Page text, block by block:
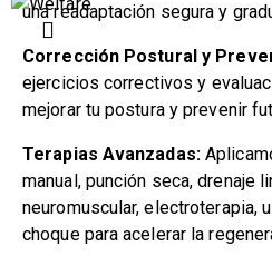
una readaptación segura y
Corrección Postural y
ejercicios correctivos y
mejorar tu postura y prevenir
Terapias Avanzadas:
manual, punción seca, drenaje
neuromuscular, electroterapia,
choque para acelerar la